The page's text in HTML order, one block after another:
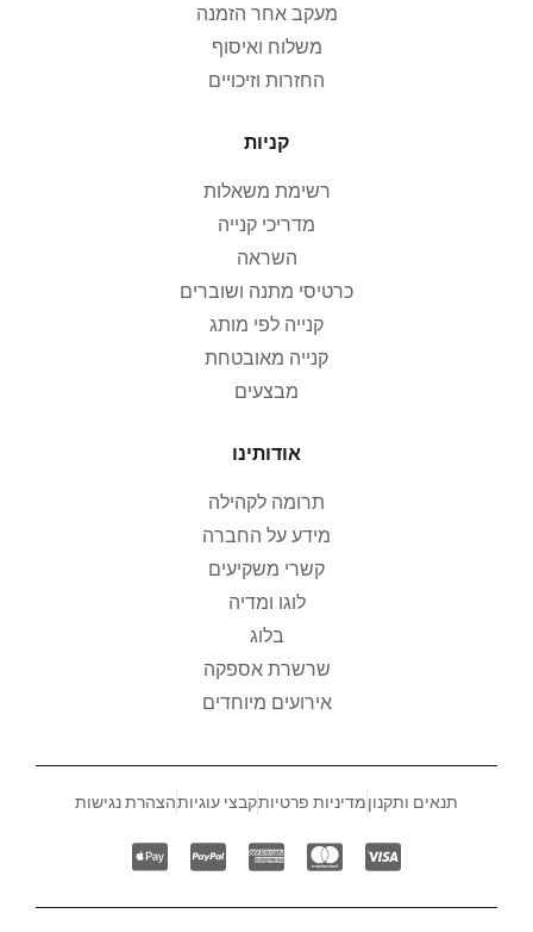
מעקב אחר הזמנה
משלוח ואיסוף
החזרות וזיכויים
קניות
רשימת משאלות
מדריכי קנייה
השראה
כרטיסי מתנה ושוברים
קנייה לפי מותג
קנייה מאובטחת
מבצעים
אודותינו
תרומה לקהילה
מידע על החברה
קשרי משקיעים
לוגו ומדיה
בלוג
שרשרת אספקה
אירועים מיוחדים
תנאים ותקנוןמדיניות פרטיותקבצי עוגיותהצהרת נגישות